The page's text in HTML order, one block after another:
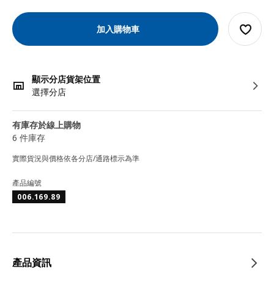
加入購物車
顯示分店貨架位置
選擇分店
有庫存於線上購物
6 件庫存
實際貨況與價格依各分店/通路標示為準
產品編號
006.169.89
產品資訊